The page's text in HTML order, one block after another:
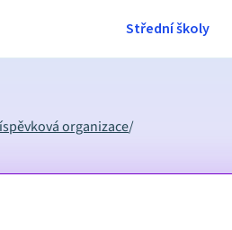
Střední školy
organizace/